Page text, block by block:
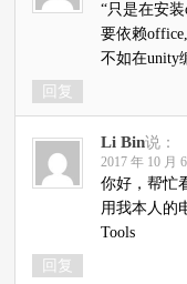
“只是在安
要依赖
不如在unity
回复
Li Bin说：
2017 年 10 月
你好，帮忙
用我本人的
Tools
回复